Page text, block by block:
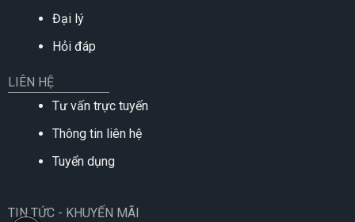
Đại lý
Hỏi đáp
LIÊN HỆ
Tư vấn trực tuyến
Thông tin liên hệ
Tuyển dụng
TIN TỨC - KHUYẾN MÃI